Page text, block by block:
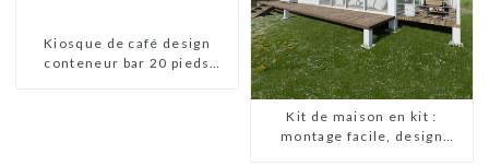
Kiosque de café design
conteneur bar 20 pieds
Kit de maison en kit :
montage facile, design